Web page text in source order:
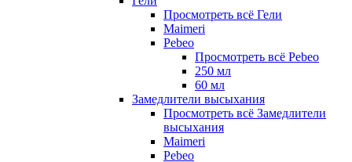
Просмотреть всё Гели
Maimeri
Pebeo
Просмотреть всё Pebeo
250 мл
60 мл
Замедлители высыхания
Просмотреть всё Замедлители
высыхания
Maimeri
Pebeo